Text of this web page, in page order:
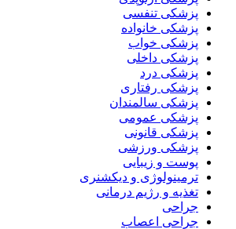
پزشکی تنفسی
پزشکی خانواده
پزشکی خواب
پزشکی داخلی
پزشکی درد
پزشکی رفتاری
پزشکی سالمندان
پزشکی عمومی
پزشکی قانونی
پزشکی ورزشی
پوست و زیبایی
ترمینولوژی و دیکشنری
تغذیه و رژیم درمانی
جراحی
جراحی اعصاب